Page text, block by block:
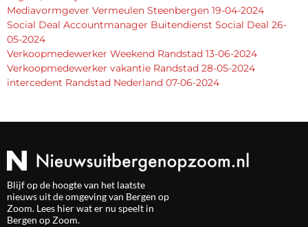
Mediavormgever Vermeulen Steenbergen 19-04-2024
Social Deal Accountmanager Buitendienst Social Deal 26-
05-2024
Verkoopmedewerker Weekend Randstad 13-06-2024
Verkoopmedewerker vakantie Randstad 28-05-2024
intercedent Randstad Nederland 07-06-2024
Blijf op de hoogte van het laatste
nieuws uit de omgeving van Bergen op
Zoom. Lees hier wat er nu speelt in
Bergen op Zoom.